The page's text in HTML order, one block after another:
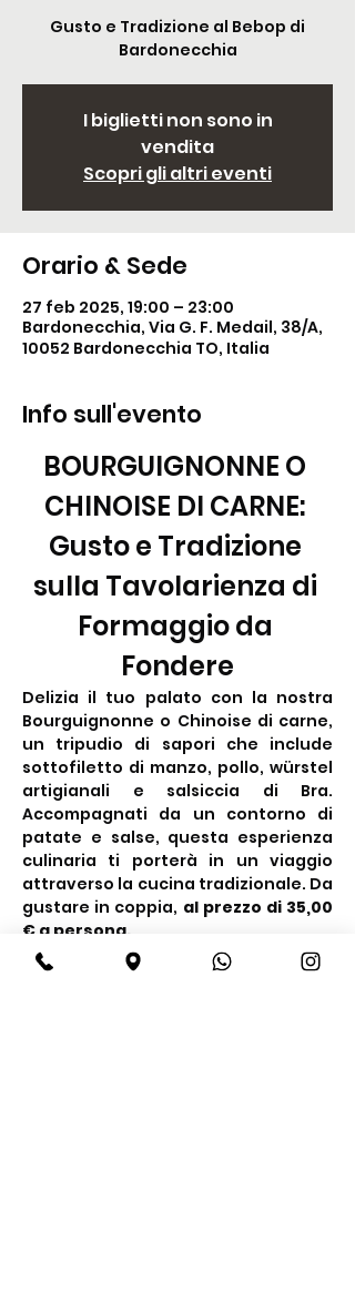
Gusto e Tradizione al Bebop di
Bardonecchia
I biglietti non sono in
vendita
Scopri gli altri eventi
Orario & Sede
27 feb 2025, 19:00 – 23:00
Bardonecchia, Via G. F. Medail, 38/A,
10052 Bardonecchia TO, Italia
Info sull'evento
BOURGUIGNONNE O
CHINOISE DI CARNE:
Gusto e Tradizione
sulla Tavolarienza di
Formaggio da
Fondere
Delizia il tuo palato con la nostra
Bourguignonne o Chinoise di carne,
un tripudio di sapori che include
sottofiletto di manzo, pollo, würstel
artigianali e salsiccia di Bra.
Accompagnati da un contorno di
patate e salse, questa esperienza
culinaria ti porterà in un viaggio
attraverso la cucina tradizionale. Da
gustare in coppia, al prezzo di 35,00
€ a persona.